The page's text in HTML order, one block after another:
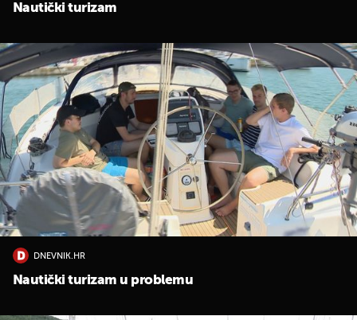
Nautički turizam
DNEVNIK.HR
Nautički turizam u problemu